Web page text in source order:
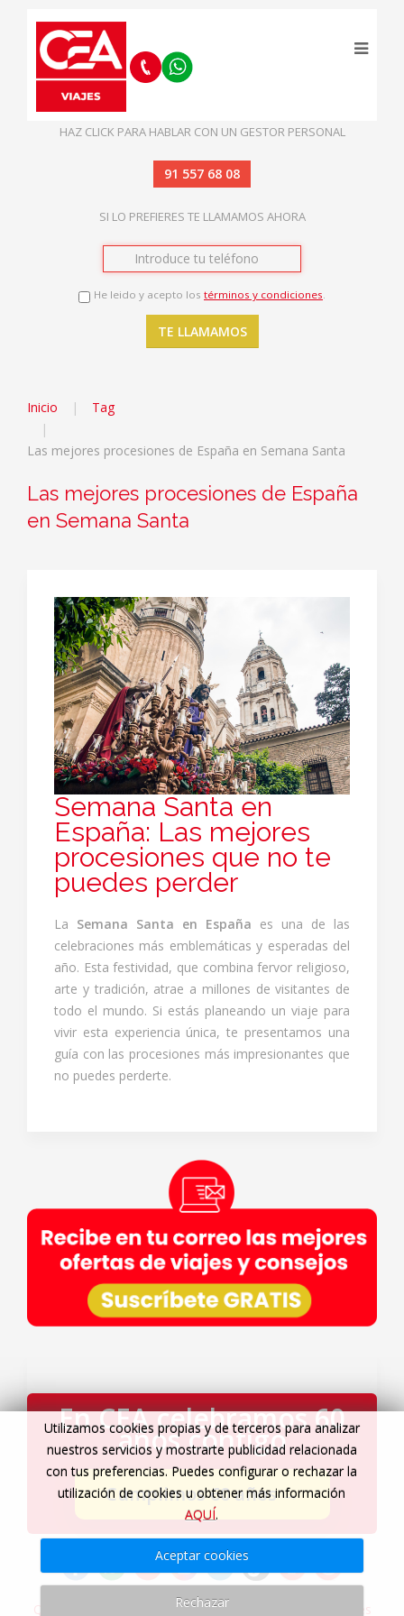
HAZ CLICK PARA HABLAR CON UN GESTOR PERSONAL
91 557 68 08
SI LO PREFIERES TE LLAMAMOS AHORA
He leido y acepto los términos y condiciones.
Inicio Tag
Las mejores procesiones de España en Semana Santa
Las mejores procesiones de España
en Semana Santa
Semana Santa en
España: Las mejores
procesiones que no te
puedes perder
La Semana Santa en España es una de las
celebraciones más emblemáticas y esperadas del
año. Esta festividad, que combina fervor religioso,
arte y tradición, atrae a millones de visitantes de
todo el mundo. Si estás planeando un viaje para
vivir esta experiencia única, te presentamos una
guía con las procesiones más impresionantes que
no puedes perderte.
En CEA celebramos 60
años contigo
Cumplimos 60 años→
Quiénes somos Servicios Viajes CEA Agencia de viajes
Utilizamos cookies propias y de terceros para analizar
nuestros servicios y mostrarte publicidad relacionada
con tus preferencias. Puedes configurar o rechazar la
utilización de cookies u obtener más información
AQUÍ.
Aceptar cookies
Rechazar